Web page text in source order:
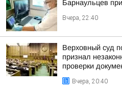
Барнаульцев
Вчера, 22:40
Верховный суд
признал
проверки
Вчера, 20:40